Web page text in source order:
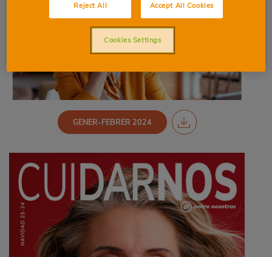
GENER-FEBRER 2024
Reject All Accept All Cookies
Cookies Settings